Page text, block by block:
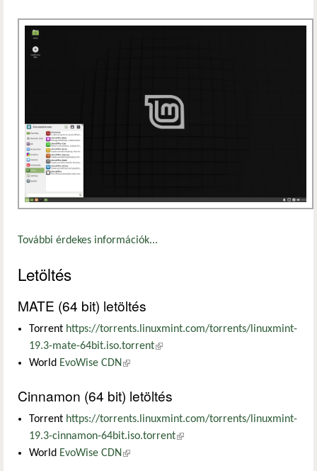
További érdekes információk...
Letöltés
MATE (64 bit) letöltés
Torrent https://torrents.linuxmint.com/torrents/linuxmint-
19.3-mate-64bit.iso.torrent(külső hivatkozás)
World EvoWise CDN (külső hivatkozás)
Cinnamon (64 bit) letöltés
Torrent https://torrents.linuxmint.com/torrents/linuxmint-
19.3-cinnamon-64bit.iso.torrent(külső hivatkozás)
World EvoWise CDN (külső hivatkozás)